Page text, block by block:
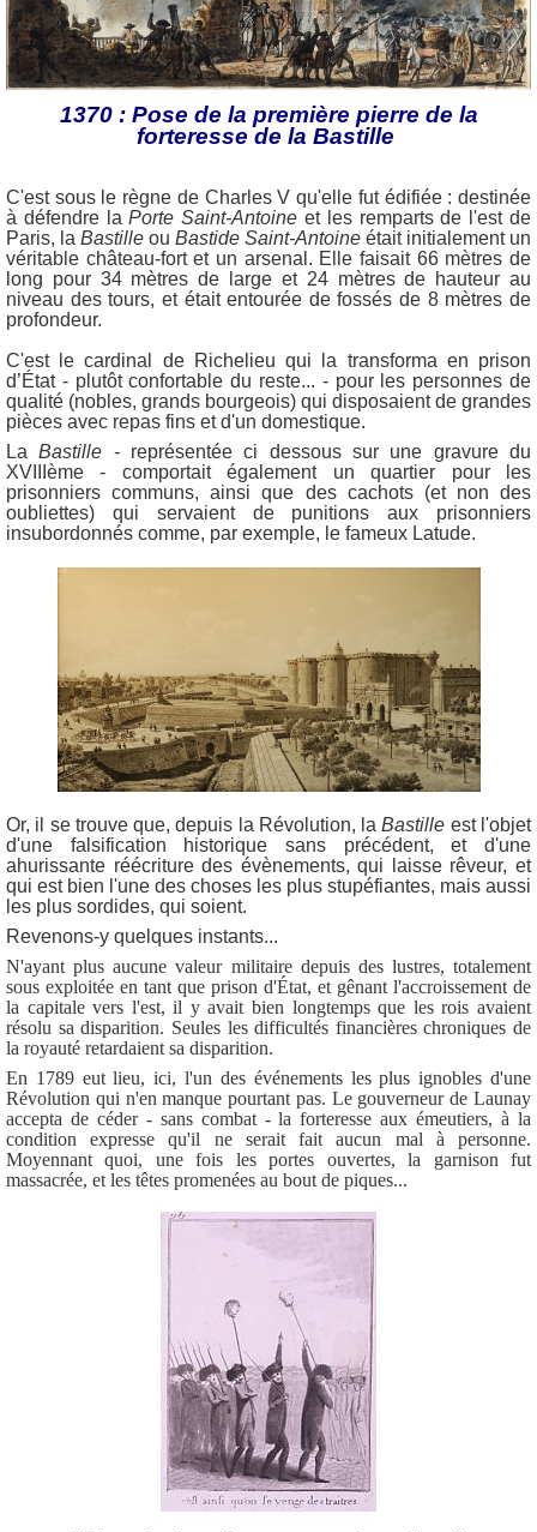
1370 : Pose de la première pierre de la
forteresse de la Bastille
C'est sous le règne de Charles V qu'elle fut édifiée : destinée
à défendre laPorte Saint-Antoine et les remparts de l'est de
Paris, la Bastille ou Bastide Saint-Antoine était initialement un
véritable château-fort et un arsenal. Elle faisait 66 mètres de
long pour 34 mètres de large et 24 mètres de hauteur au
niveau des tours, et était entourée de fossés de 8 mètres de
profondeur.
C'est le cardinal de Richelieu qui la transforma en prison
d’État - plutôt confortable du reste... - pour les personnes de
qualité (nobles, grands bourgeois) qui disposaient de grandes
pièces avec repas fins et d'un domestique.
LaBastille - représentée ci dessous sur une gravure du
XVIIIème - comportait également un quartier pour les
prisonniers communs, ainsi que des cachots (et non des
oubliettes) qui servaient de punitions aux prisonniers
insubordonnés comme, par exemple, le fameux Latude.
Or, il se trouve que, depuis la Révolution, laBastille est l'objet
d'une falsification historique sans précédent, et d'une
ahurissante réécriture des évènements, qui laisse rêveur, et
qui est bien l'une des choses les plus stupéfiantes, mais aussi
les plus sordides, qui soient.
Revenons-y quelques instants...
N'ayant plus aucune valeur militaire depuis des lustres, totalement
sous exploitée en tant que prison d'État, et gênant l'accroissement de
la capitale vers l'est, il y avait bien longtemps que les rois avaient
résolu sa disparition. Seules les difficultés financières chroniques de
la royauté retardaient sa disparition.
En 1789 eut lieu, ici, l'un des événements les plus ignobles d'une
Révolution qui n'en manque pourtant pas. Le gouverneur de Launay
accepta de céder - sans combat - la forteresse aux émeutiers, à la
condition expresse qu'il ne serait fait aucun mal à personne.
Moyennant quoi, une fois les portes ouvertes, la garnison fut
massacrée, et les têtes promenées au bout de piques...